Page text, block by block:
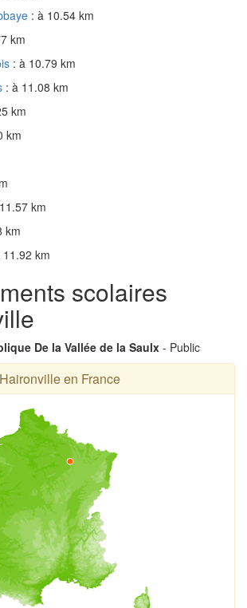
: à 10.54 km
km
: à 10.79 km
: à 11.08 km
km
km
km
km
11.92 km
scolaires
De la Vallée de la Saulx - Public
en France